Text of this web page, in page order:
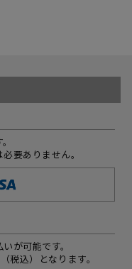
要ありません。
が可能です。
税込）となります。